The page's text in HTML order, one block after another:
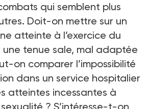
qui semblent plus
Doit-on mettre sur un
atteinte à l’exercice du
tenue sale, mal adaptée
on comparer l’impossibilité
dans un service hospitalier
atteintes incessantes à